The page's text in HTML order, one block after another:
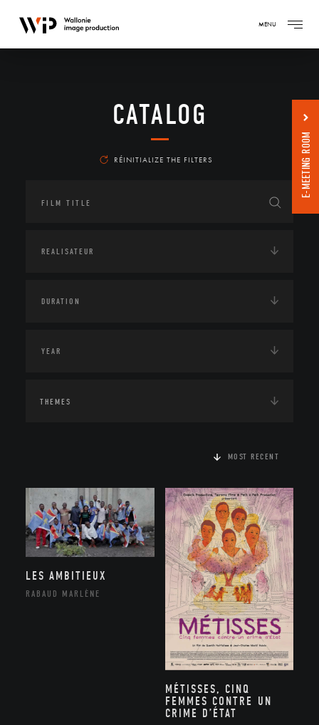
MENU
CATALOG
RÉINITIALIZE THE FILTERS
THEMES
MOST RECENT
LES AMBITIEUX
RABAUD MARLÈNE
MÉTISSES, CINQ
FEMMES CONTRE UN
CRIME D’ÉTAT
E-MEETING ROOM